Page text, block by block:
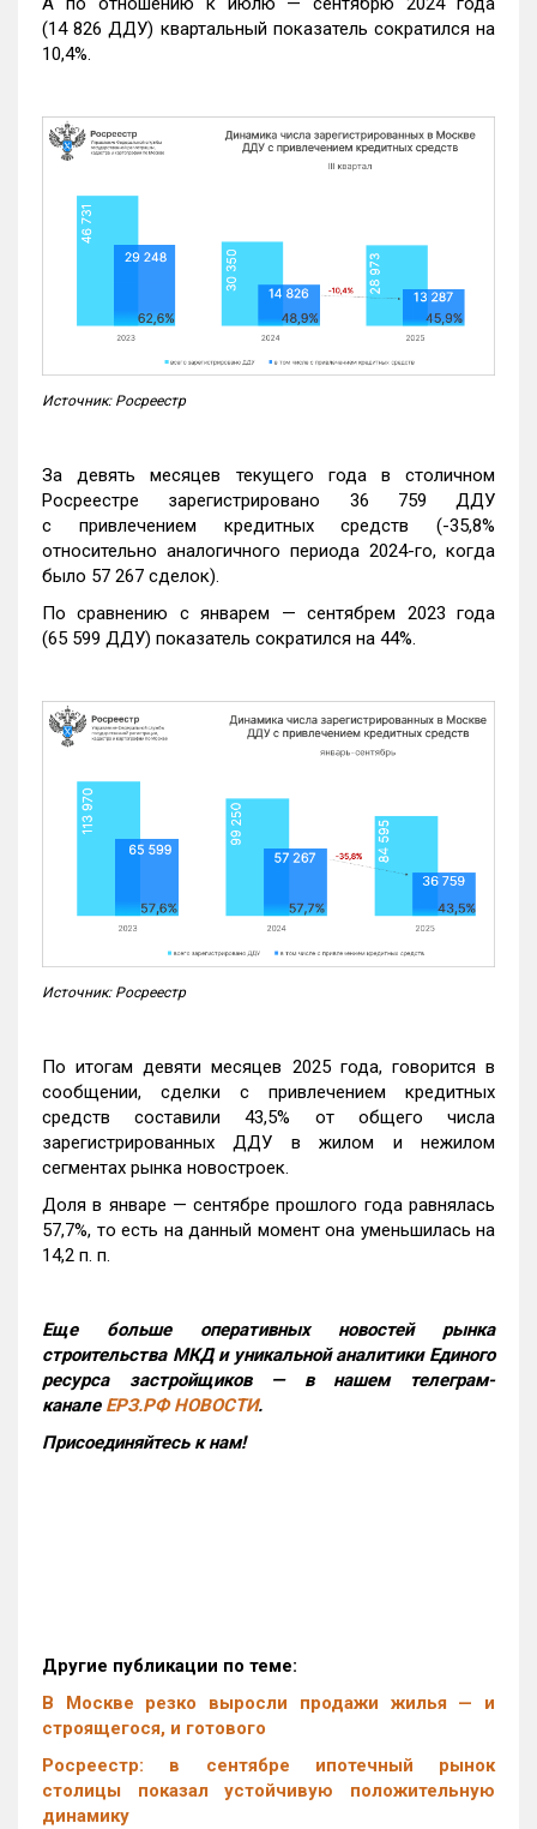
(14 826 ДДУ) квартальный показатель сократился на
10,4%.
Источник: Росреестр
За девять месяцев текущего года в столичном
Росреестре зарегистрировано 36 759 ДДУ
с привлечением кредитных средств (-35,8%
относительно аналогичного периода 2024-го, когда
было 57 267 сделок).
По сравнению с январем — сентябрем 2023 года
(65 599 ДДУ) показатель сократился на 44%.
Источник: Росреестр
По итогам девяти месяцев 2025 года, говорится в
сообщении, сделки с привлечением кредитных
средств составили 43,5% от общего числа
зарегистрированных ДДУ в жилом и нежилом
сегментах рынка новостроек.
Доля в январе — сентябре прошлого года равнялась
57,7%, то есть на данный момент она уменьшилась на
14,2 п. п.
Еще больше оперативных новостей рынка
строительства МКД и уникальной аналитики Единого
ресурса застройщиков — в нашем телеграм-
канале ЕРЗ.РФ НОВОСТИ.
Присоединяйтесь к нам!
Другие публикации по теме:
В Москве резко выросли продажи жилья — и
строящегося, и готового
Росреестр: в сентябре ипотечный рынок
столицы показал устойчивую положительную
динамику